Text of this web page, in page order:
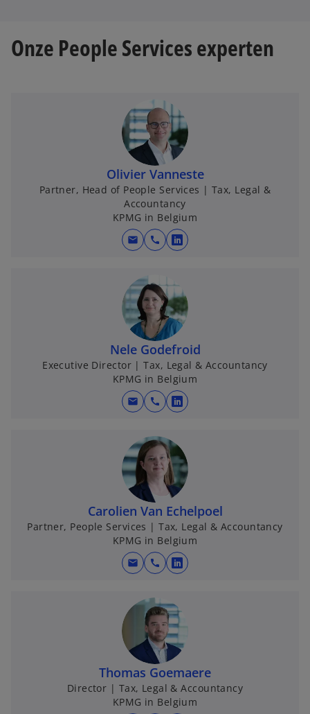
Onze People Services experten
Olivier Vanneste
Partner, Head of People Services | Tax, Legal &
Accountancy
KPMG in Belgium
mail call
o
n
s
i
n
a
n
e
w
a
b
Nele Godefroid
Executive Director | Tax, Legal & Accountancy
KPMG in Belgium
mail call
o
e
n
s
i
n
a
n
e
w
a
b
Carolien Van Echelpoel
Partner, People Services | Tax, Legal & Accountancy
KPMG in Belgium
mail call
o
e
n
s
i
n
a
n
Thomas Goemaere
Director | Tax, Legal & Accountancy
KPMG in Belgium